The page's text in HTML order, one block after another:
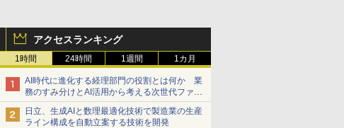
アクセスランキング
1時間 24時間 1週間 1カ月
AI時代に進化する経理部門の役割とは何か 業
務のすみ分けとAI活用から考える次世代ファイ
ナンス戦略
日立、生成AIと数理最適化技術で製造業の生産
ライン構成を自動立案する技術を開発